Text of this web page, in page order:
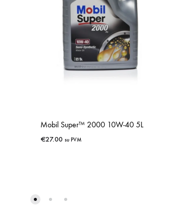
Mobil Super™ 2000 10W-40 5L
€27.00 su PVM